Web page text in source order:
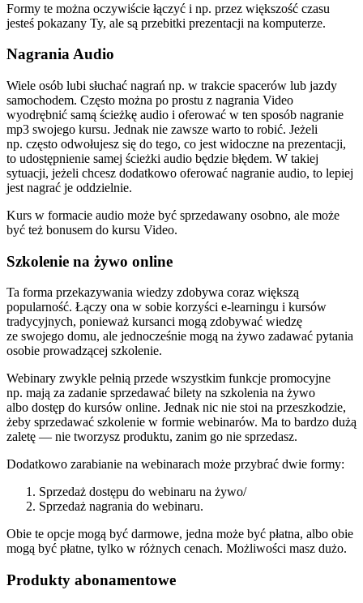
Formy te można oczywiście łączyć i np. przez większość czasu
jesteś pokazany Ty, ale są przebitki prezentacji na komputerze.
Nagrania Audio
Wiele osób lubi słuchać nagrań np. w trakcie spacerów lub jazdy
samochodem. Często można po prostu z nagrania Video
wyodrębnić samą ścieżkę audio i oferować w ten sposób nagranie
mp3 swojego kursu. Jednak nie zawsze warto to robić. Jeżeli
np. często odwołujesz się do tego, co jest widoczne na prezentacji,
to udostępnienie samej ścieżki audio będzie błędem. W takiej
sytuacji, jeżeli chcesz dodatkowo oferować nagranie audio, to lepiej
jest nagrać je oddzielnie.
Kurs w formacie audio może być sprzedawany osobno, ale może
być też bonusem do kursu Video.
Szkolenie na żywo online
Ta forma przekazywania wiedzy zdobywa coraz większą
popularność. Łączy ona w sobie korzyści e-learningu i kursów
tradycyjnych, ponieważ kursanci mogą zdobywać wiedzę
ze swojego domu, ale jednocześnie mogą na żywo zadawać pytania
osobie prowadzącej szkolenie.
Webinary zwykle pełnią przede wszystkim funkcje promocyjne
np. mają za zadanie sprzedawać bilety na szkolenia na żywo
albo dostęp do kursów online. Jednak nic nie stoi na przeszkodzie,
żeby sprzedawać szkolenie w formie webinarów. Ma to bardzo dużą
zaletę — nie tworzysz produktu, zanim go nie sprzedasz.
Dodatkowo zarabianie na webinarach może przybrać dwie formy:
Sprzedaż dostępu do webinaru na żywo/
Sprzedaż nagrania do webinaru.
Obie te opcje mogą być darmowe, jedna może być płatna, albo obie
mogą być płatne, tylko w różnych cenach. Możliwości masz dużo.
Produkty abonamentowe